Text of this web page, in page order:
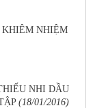
NHIỆM
NHI DẦU
(18/01/2016)